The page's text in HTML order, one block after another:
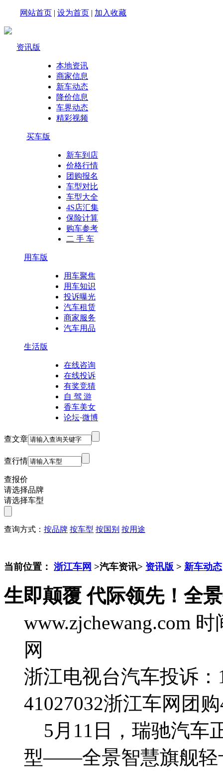
网站首页 | 设为首页 | 加入收藏
资讯版
本地资讯
商家信息
新车动态
降价信息
车界动态
精彩视频
买车版
新车到店
价格行情
团购报名
车型对比
车型大全
4S店汇集
保险计算
购车参考
二 手 车
用车版
用车聚焦
用车知识
投诉曝光
汽车租赁
商家服务
汽车用品
生活版
在线咨询
在线投诉
有奖竞猜
自 驾 游
香车美女
论坛·微博
查文章
查行情
查报价
请选择品牌
请选择车型
查询方式： 按品牌 按车型 按国别 按用途
当前位置： 浙江车网 >汽车资讯> 资讯版 > 新车动态
生即颠覆 代际领先！全
www.zjchewang.com 时
网
浙江电视台汽车投诉：
41027032浙江车网团
5月11日，瑞驰汽车
型——全景智慧旗舰轻